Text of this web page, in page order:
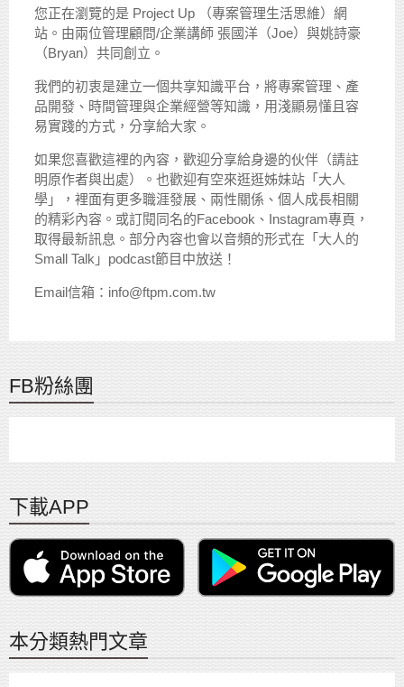
您正在瀏覽的是 Project Up （專案管理生活思維）網
站。由兩位管理顧問/企業講師 張國洋（Joe）與姚詩豪
（Bryan）共同創立。
我們的初衷是建立一個共享知識平台，將專案管理、產
品開發、時間管理與企業經營等知識，用淺顯易懂且容
易實踐的方式，分享給大家。
如果您喜歡這裡的內容，歡迎分享給身邊的伙伴（請註
明原作者與出處）。也歡迎有空來逛逛姊妹站「大人
學」，裡面有更多職涯發展、兩性關係、個人成長相關
的精彩內容。或訂閱同名的Facebook、Instagram專頁，
取得最新訊息。部分內容也會以音頻的形式在「大人的
Small Talk」podcast節目中放送！
Email信箱：info@ftpm.com.tw
FB粉絲團
下載APP
本分類熱門文章